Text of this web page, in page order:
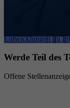
Entwicklungen im
Werde Teil des
Offene